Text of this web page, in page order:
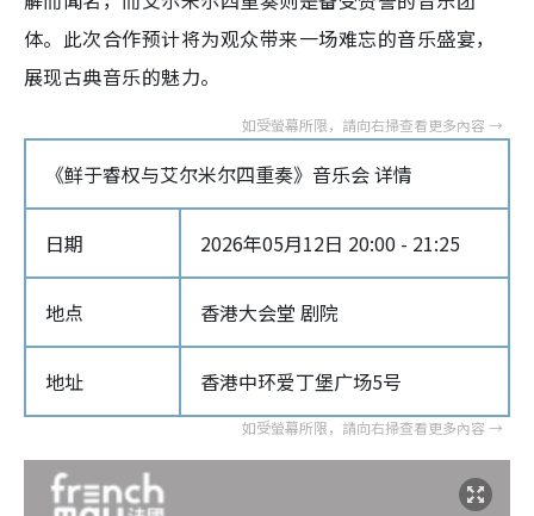
体。此次合作预计将为观众带来一场难忘的音乐盛宴，
展现古典音乐的魅力。
《鲜于睿权与艾尔米尔四重奏》音乐会 详情
日期 2026年05月12日 20:00 - 21:25
地点 香港大会堂 剧院
地址 香港中环爱丁堡广场5号‎